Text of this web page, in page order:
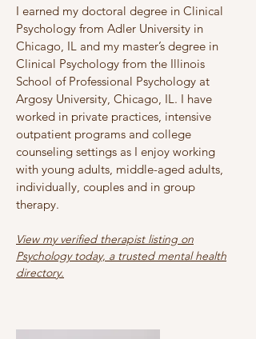
I earned my doctoral degree in Clinical
Psychology from Adler University in
Chicago, IL and my master’s degree in
Clinical Psychology from the Illinois
School of Professional Psychology at
Argosy University, Chicago, IL. I have
worked in private practices, intensive
outpatient programs and college
counseling settings as I enjoy working
with young adults, middle-aged adults,
individually, couples and in group
therapy.
View my verified therapist listing on
Psychology today, a trusted mental health
directory.